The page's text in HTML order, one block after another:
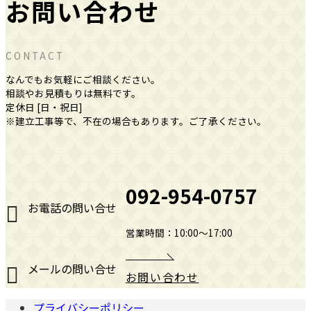
お問い合わせ
CONTACT
なんでもお気軽にご相談ください。
相談やお見積もりは無料です。
定休日 [日・祝日]
※建立工事等で、不在の場合もあります。ご了承ください。
お電話の問い合せ 092-954-0757
営業時間：10:00～17:00
メールの問い合せ
お問い合わせ
プライバシーポリシー